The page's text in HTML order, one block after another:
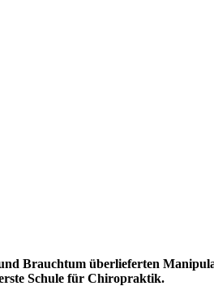
Brauchtum überlieferten
Schule für Chiropraktik.